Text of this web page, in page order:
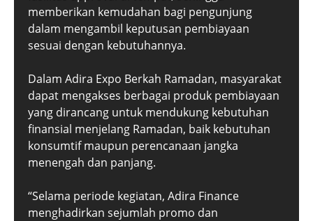
memberikan kemudahan bagi pengunjung
dalam mengambil keputusan pembiayaan
sesuai dengan kebutuhannya.
Dalam Adira Expo Berkah Ramadan, masyarakat
dapat mengakses berbagai produk pembiayaan
yang dirancang untuk mendukung kebutuhan
finansial menjelang Ramadan, baik kebutuhan
konsumtif maupun perencanaan jangka
menengah dan panjang.
“Selama periode kegiatan, Adira Finance
menghadirkan sejumlah promo dan